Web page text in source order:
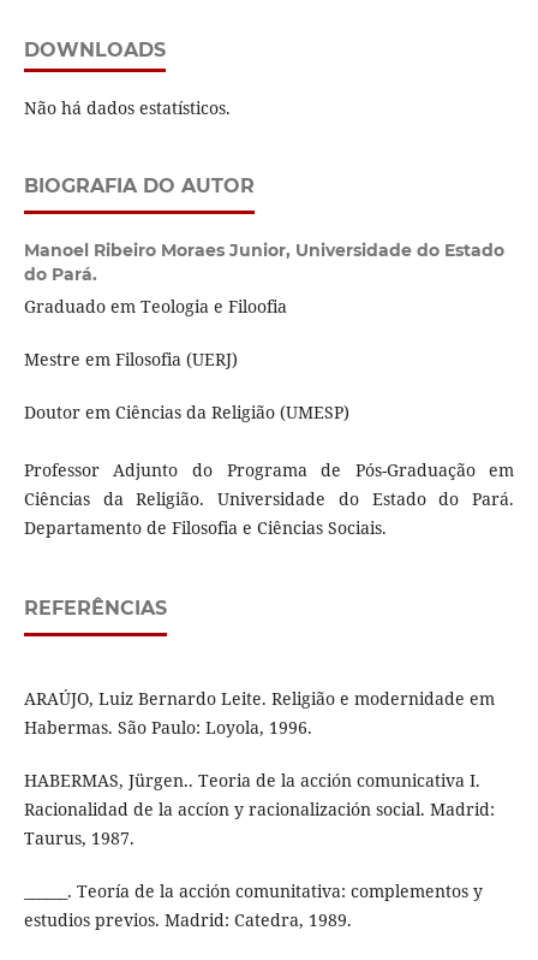
DOWNLOADS
Não há dados estatísticos.
BIOGRAFIA DO AUTOR
Manoel Ribeiro Moraes Junior, Universidade do Estado
do Pará.
Graduado em Teologia e Filoofia
Mestre em Filosofia (UERJ)
Doutor em Ciências da Religião (UMESP)
Professor Adjunto do Programa de Pós-Graduação em
Ciências da Religião. Universidade do Estado do Pará.
Departamento de Filosofia e Ciências Sociais.
REFERÊNCIAS
ARAÚJO, Luiz Bernardo Leite. Religião e modernidade em
Habermas. São Paulo: Loyola, 1996.
HABERMAS, Jürgen.. Teoria de la acción comunicativa I.
Racionalidad de la accíon y racionalización social. Madrid:
Taurus, 1987.
______. Teoría de la acción comunitativa: complementos y
estudios previos. Madrid: Catedra, 1989.